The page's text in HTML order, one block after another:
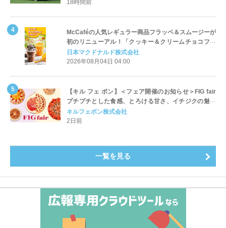
18時間前
McCaféの人気レギュラー商品フラッペ＆スムージーが
初のリニューアル！「クッキー＆クリームチョコフラ
ッペ」「マンゴースムージー」8月5日（水）から販売
開始
日本マクドナルド株式会社
2026年08月04日 04:00
【キル フェ ボン】＜フェア開催のお知らせ＞FIG fair
プチプチとした食感、とろける甘さ、イチジクの魅力
をたっぷりと。新作を含め、イチジク尽くしの全4種が
登場8月20日（木）スタート
キルフェボン株式会社
2日前
一覧を見る